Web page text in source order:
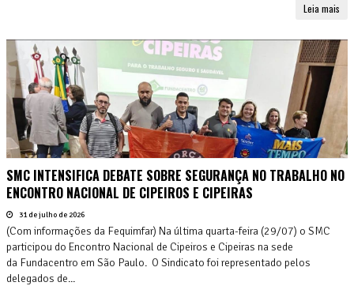
Leia mais
SMC INTENSIFICA DEBATE SOBRE SEGURANÇA NO TRABALHO NO
ENCONTRO NACIONAL DE CIPEIROS E CIPEIRAS
31 de julho de 2026
(Com informações da Fequimfar) Na última quarta-feira (29/07) o SMC
participou do Encontro Nacional de Cipeiros e Cipeiras na sede
da Fundacentro em São Paulo. O Sindicato foi representado pelos
delegados de...